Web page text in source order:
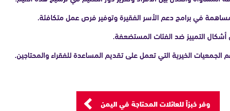
في برامج دعم الأسر الفقيرة وتوفير فرص عمل متكافئة.
أشكال التمييز ضد الفئات المستضعفة.
الجمعيات الخيرية التي تعمل على تقديم المساعدة للفقراء والمحتاجين.
وفر خبزاً للعائلات المحتاجة في اليمن